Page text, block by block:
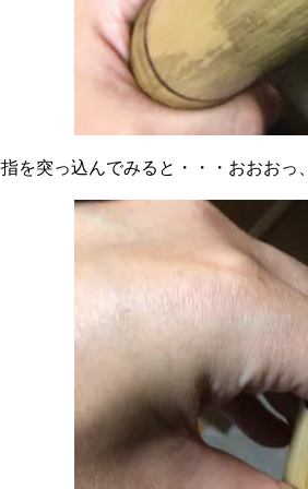
指を突っ込んでみると・・・おおおっ